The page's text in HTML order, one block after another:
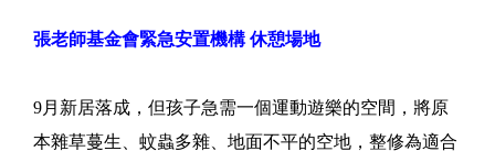
張老師基金會緊急安置機構 休憩場地
9月新居落成，但孩子急需一個運動遊樂的空間，將原
本雜草蔓生、蚊蟲多雜、地面不平的空地，整修為適合